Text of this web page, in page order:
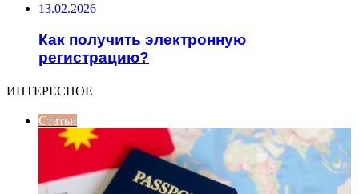
13.02.2026
Как получить электронную
регистрацию?
ИНТЕРЕСНОЕ
Статьи